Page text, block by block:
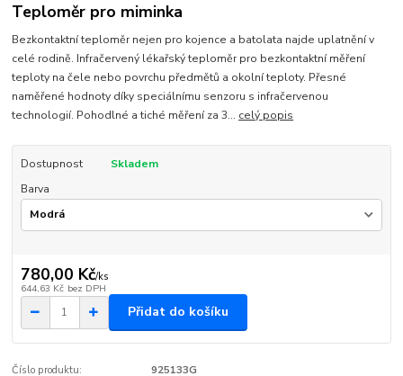
Teploměr pro miminka
Bezkontaktní teploměr nejen pro kojence a batolata najde uplatnění v
celé rodině. Infračervený lékařský teploměr pro bezkontaktní měření
teploty na čele nebo povrchu předmětů a okolní teploty. Přesné
naměřené hodnoty díky speciálnímu senzoru s infračervenou
technologií. Pohodlné a tiché měření za 3... celý popis
Dostupnost
Skladem
Barva
780,00 Kč/ks
644,63 Kč bez DPH
Přidat do košíku
Číslo produktu:
925133G